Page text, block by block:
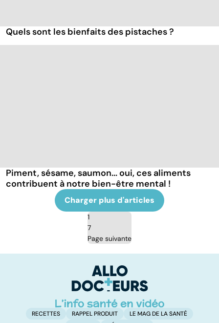
Quels sont les bienfaits des pistaches ?
Piment, sésame, saumon... oui, ces aliments
contribuent à notre bien-être mental !
Charger plus d'articles
1
7
Page suivante
RECETTES RAPPEL PRODUIT
LE MAG DE LA SANTÉ